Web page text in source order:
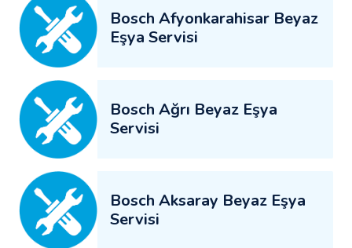
Bosch Afyonkarahisar Beyaz
Eşya Servisi
Bosch Ağrı Beyaz Eşya
Servisi
Bosch Aksaray Beyaz Eşya
Servisi